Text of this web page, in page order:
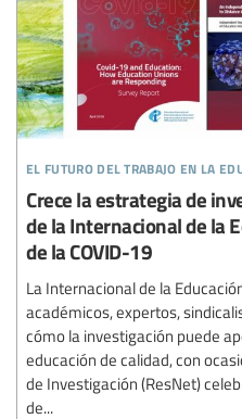
el futuro del trabajo en la
Crece la estrategia de
de la Internacional de la
de la COVID-19
La Internacional de la
académicos, expertos,
cómo la investigación puede
educación de calidad, con
de Investigación (ResNet)
de...